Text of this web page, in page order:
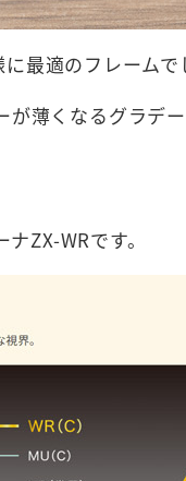
最適のフレームで
薄くなるグラデ
ZX-WRです。